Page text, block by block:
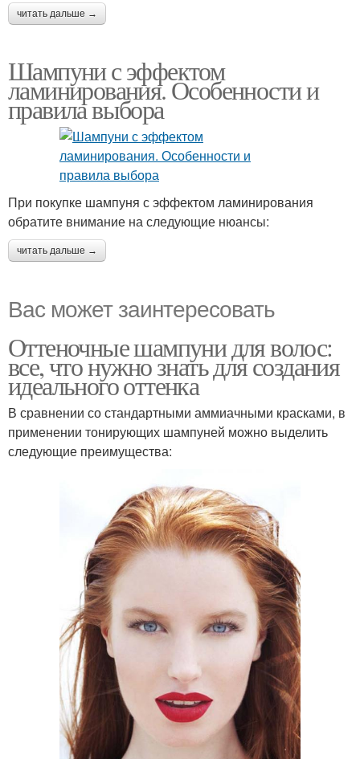
читать дальше →
Шампуни с эффектом
ламинирования. Особенности и
правила выбора
При покупке шампуня с эффектом ламинирования
обратите внимание на следующие нюансы:
читать дальше →
Вас может заинтересовать
Оттеночные шампуни для волос:
все, что нужно знать для создания
идеального оттенка
В сравнении со стандартными аммиачными красками, в
применении тонирующих шампуней можно выделить
следующие преимущества: